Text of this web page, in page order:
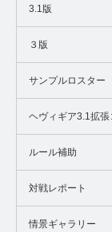
3.1版
３版
サンプルロスター
ヘヴィギア3.1拡張
ルール補助
対戦レポート
情景ギャラリー